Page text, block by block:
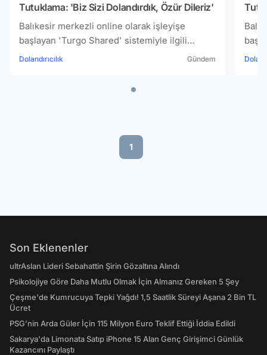
Tutuklama: 'Biz Sizi Dolandırdık, Özür Dileriz'
Balıkesir merkezli online olarak işleyişe
başlayan 'Turgo Shared' sistemiyle ilgili
gözaltına alınan 26 kişiden 4'ü tutuklandı.
Dolandırıcılık Gündem
1
Son Eklenenler
ultrAslan Lideri Sebahattin Şirin Gözaltına Alındı
Psikolojiye Göre Daha Mutlu Olmak İçin Almanız Gereken 5 Şey
Çeşme'de Kumrucuya Tepki Yağdı! 1,5 Saatlik Süreyi Aşana 2 Bin TL
Ücret
PSG’nin Arda Güler İçin 115 Milyon Euro Teklif Ettiği İddia Edildi
Sakarya'da Limonata Satıp iPhone 15 Alan Genç Girişimci Günlük
Kazancını Paylaştı